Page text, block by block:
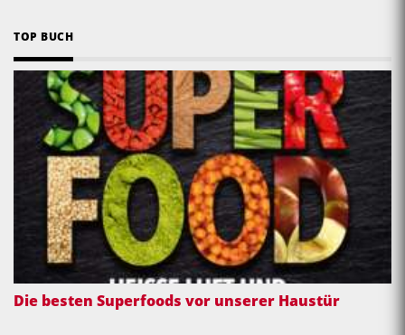
TOP BUCH
Die besten Superfoods vor unserer Haustür